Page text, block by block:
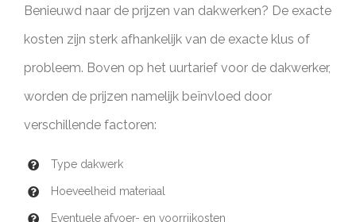
Benieuwd naar de prijzen van dakwerken? De exacte
kosten zijn sterk afhankelijk van de exacte klus of
probleem. Boven op het uurtarief voor de dakwerker,
worden de prijzen namelijk beïnvloed door
verschillende factoren:
Type dakwerk
Hoeveelheid materiaal
Eventuele afvoer- en voorrijkosten